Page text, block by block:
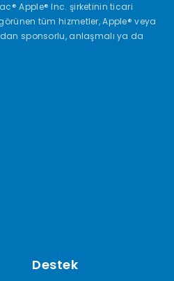
Apple® Inc. şirketinin ticari
tüm hizmetler, Apple® veya
sponsorlu, anlaşmalı ya da
Destek